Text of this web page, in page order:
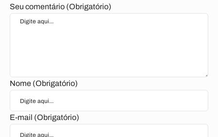
Seu comentário (Obrigatório)
Nome (Obrigatório)
E-mail (Obrigatório)